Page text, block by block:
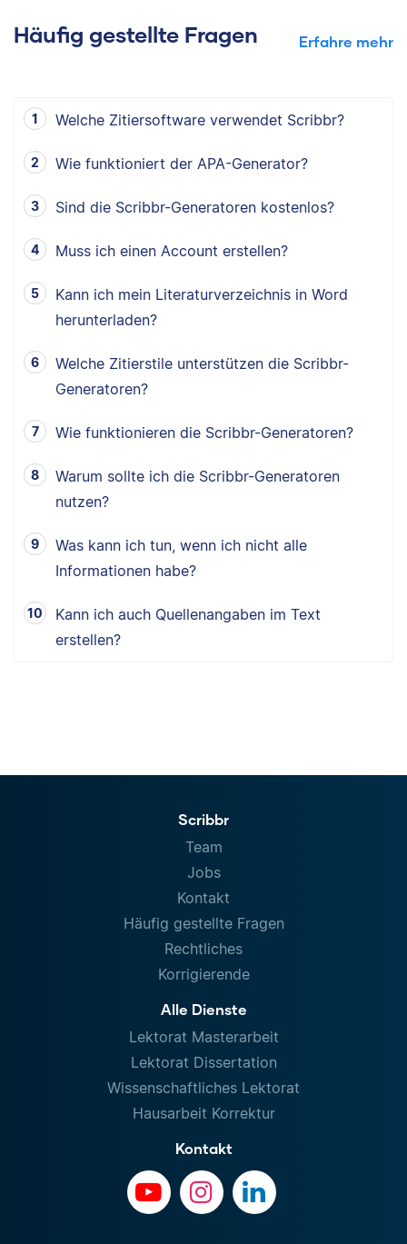
Häufig gestellte Fragen Erfahre mehr
Welche Zitiersoftware verwendet Scribbr?
Wie funktioniert der APA-Generator?
Sind die Scribbr-Generatoren kostenlos?
Muss ich einen Account erstellen?
Kann ich mein Literaturverzeichnis in Word
herunterladen?
Welche Zitierstile unterstützen die Scribbr-
Generatoren?
Wie funktionieren die Scribbr-Generatoren?
Warum sollte ich die Scribbr-Generatoren
nutzen?
Was kann ich tun, wenn ich nicht alle
Informationen habe?
Kann ich auch Quellenangaben im Text
erstellen?
Scribbr
Team
Jobs
Kontakt
Häufig gestellte Fragen
Rechtliches
Korrigierende
Alle Dienste
Lektorat Masterarbeit
Lektorat Dissertation
Wissenschaftliches Lektorat
Hausarbeit Korrektur
Kontakt